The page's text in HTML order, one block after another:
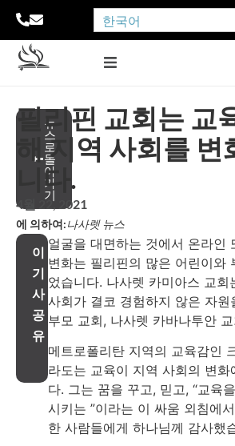
한국어
뉴
스
로
돌
아
가
기
필리핀 교회는 교
해 지역 사회를
니다.
4월 22, 2021
에 의하여:나사렛 뉴스
이
기
사
공
유
얼굴을 대면하는 것에서 온라인
변화는 필리핀의 많은 어린이와
었습니다. 나사렛 카미아스 교
사회가 결코 경험하지 않은 자
부모 교회, 나사렛 카바나투안
메트로폴리탄 지역의 교육감인
라도는 교육이 지역 사회의 변
다. 그는 꿈을 꾸고, 믿고, “교육
시키는 ”이라는 이 싸움 외침에
한 사람들에게 하나님께 감사했